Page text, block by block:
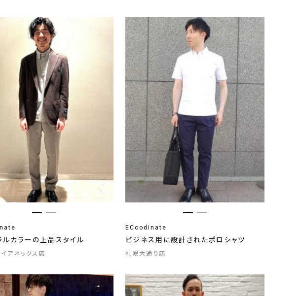
ルカラーの上品スタイル
アネックス店
ECcodinate
ビジネス用に設計されたポロシャツ
札幌大通り店